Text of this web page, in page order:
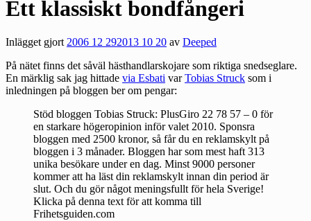
Ett klassiskt bondfångeri
Inlägget gjort2006 12 292013 10 20 av Deeped
På nätet finns det såväl hästhandlarskojare som riktiga snedseglare.
En märklig sak jag hittade via Esbati varTobias Struck som i
inledningen på bloggen ber om pengar:
Stöd bloggen Tobias Struck: PlusGiro 22 78 57 – 0 för
en starkare högeropinion inför valet 2010. Sponsra
bloggen med 2500 kronor, så får du en reklamskylt på
bloggen i 3 månader. Bloggen har som mest haft 313
unika besökare under en dag. Minst 9000 personer
kommer att ha läst din reklamskylt innan din period är
slut. Och du gör något meningsfullt för hela Sverige!
Klicka på denna text för att komma till
Frihetsguiden.com